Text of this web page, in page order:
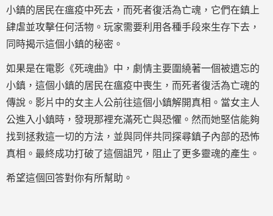
小鎮的居民在瘟疫中死去，而死者復活為亡魂，它們在鎮上
肆虐並攻擊任何活物。玩家需要利用各種手段來生存下去，
同時揭示這個小鎮的秘密。
如果是在電影《死魂曲》中，劇情主要圍繞著一個被遺忘的
小鎮，這個小鎮的居民在瘟疫中喪生，而死者復活為亡魂的
傳說。影片中的女主人公前往這個小鎮解開真相。當女主人
公進入小鎮時，發現那裡充滿死亡與恐懼。然而她堅信能夠
找到拯救這一切的方法，並與同伴共同探尋鎮子內部的恐怖
真相。最終成功打破了這個詛咒，阻止了更多靈魂的產生。
希望這個回答對你有所幫助。